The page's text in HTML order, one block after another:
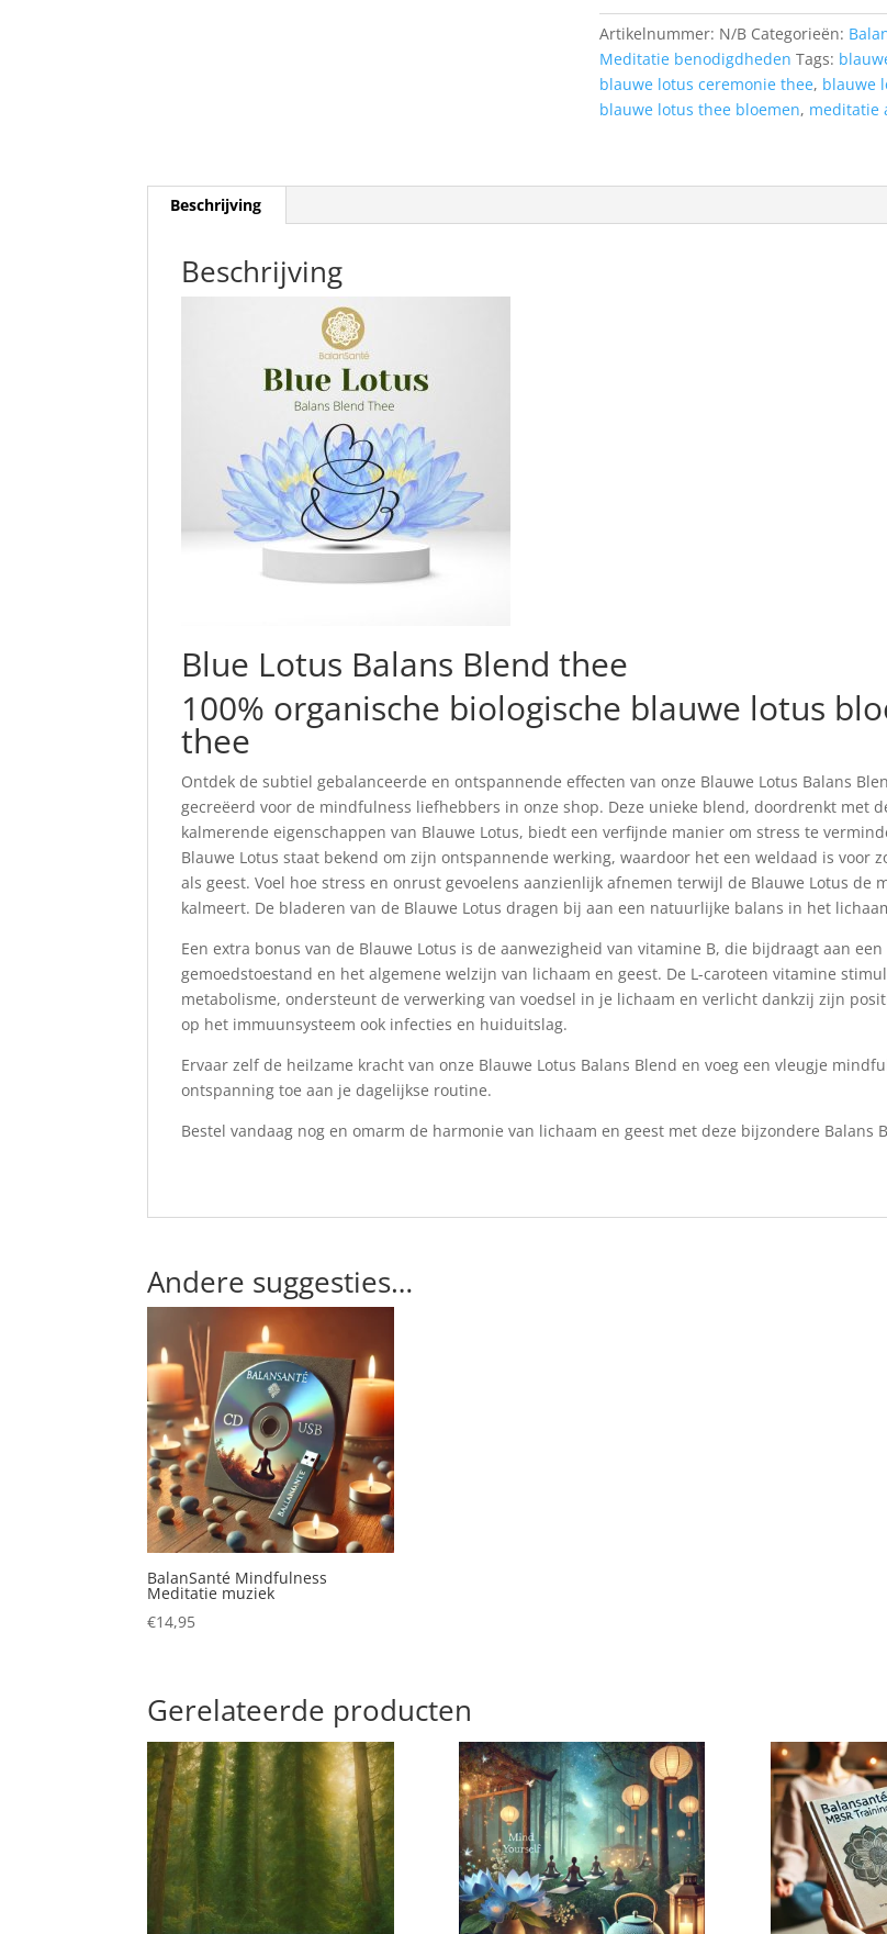
Artikelnummer: N/B Categorieën:
Meditatie benodigdheden Tags:
blauwe lotus ceremonie thee, blauwe
blauwe lotus thee bloemen, meditatie
Beschrijving
Beschrijving
Blue Lotus Balans Blend thee
100% organische biologische blauwe lotus
thee
Ontdek de subtiel gebalanceerde en ontspannende effecten van onze Blauwe Lotus Balans
gecreëerd voor de mindfulness liefhebbers in onze shop. Deze unieke blend, doordrenkt met
kalmerende eigenschappen van Blauwe Lotus, biedt een verfijnde manier om stress te
Blauwe Lotus staat bekend om zijn ontspannende werking, waardoor het een weldaad is voor
als geest. Voel hoe stress en onrust gevoelens aanzienlijk afnemen terwijl de Blauwe Lotus de
kalmeert. De bladeren van de Blauwe Lotus dragen bij aan een natuurlijke balans in het
Een extra bonus van de Blauwe Lotus is de aanwezigheid van vitamine B, die bijdraagt aan
gemoedstoestand en het algemene welzijn van lichaam en geest. De L-caroteen vitamine
metabolisme, ondersteunt de verwerking van voedsel in je lichaam en verlicht dankzij zijn
op het immuunsysteem ook infecties en huiduitslag.
Ervaar zelf de heilzame kracht van onze Blauwe Lotus Balans Blend en voeg een vleugje
ontspanning toe aan je dagelijkse routine.
Bestel vandaag nog en omarm de harmonie van lichaam en geest met deze bijzondere Balans
Andere suggesties…
BalanSanté Mindfulness
Meditatie muziek
€14,95
Gerelateerde producten